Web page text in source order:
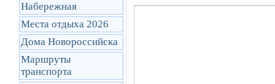
Набережная
Места отдыха 2026
Дома Новороссийска
Маршруты
транcпорта